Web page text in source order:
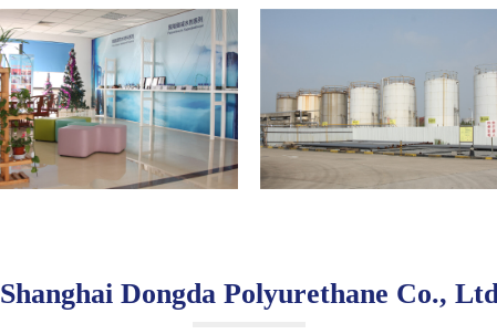
Shanghai Dongda Polyurethane Co.,